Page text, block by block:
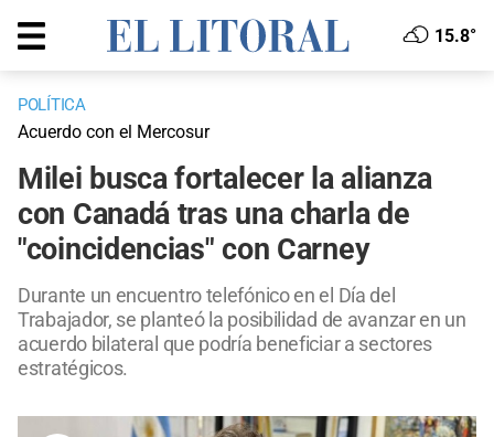
15.8°
POLÍTICA
Acuerdo con el Mercosur
Milei busca fortalecer la alianza
con Canadá tras una charla de
"coincidencias" con Carney
Durante un encuentro telefónico en el Día del
Trabajador, se planteó la posibilidad de avanzar en un
acuerdo bilateral que podría beneficiar a sectores
estratégicos.